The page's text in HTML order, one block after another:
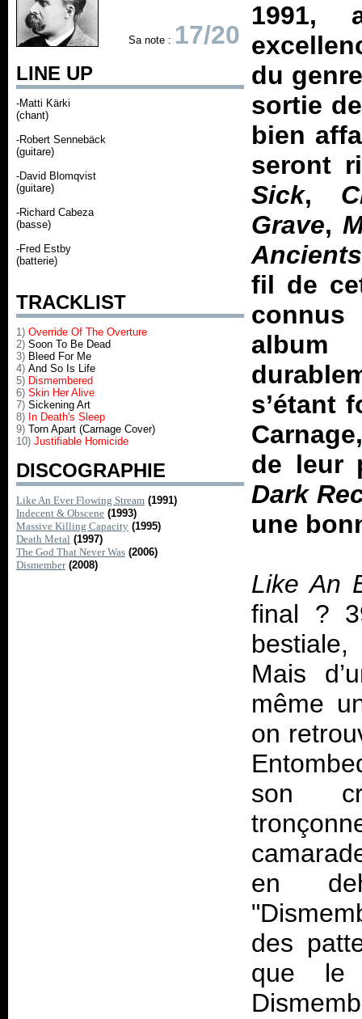
Sa note : 17/20
LINE UP
-Matti Kärki
(chant)
-Robert Sennebäck
(guitare)
-David Blomqvist
(guitare)
-Richard Cabeza
(basse)
-Fred Estby
(batterie)
TRACKLIST
1) Override Of The Overture
2) Soon To Be Dead
3) Bleed For Me
4) And So Is Life
5) Dismembered
6) Skin Her Alive
7) Sickening Art
8) In Death's Sleep
9) Torn Apart (Carnage Cover)
10) Justifiable Homicide
DISCOGRAPHIE
Like An Ever Flowing Stream (1991)
Indecent & Obscene (1993)
Massive Killing Capacity (1995)
Death Metal (1997)
The God That Never Was (2006)
Dismember (2008)
1991,
du
sortie
bien
seront
Sick,
Grave,
Ancients
fil de
s’étant
de leur
Dark
une
Like An
final ?
Mais
même
on
son
en
des
que le